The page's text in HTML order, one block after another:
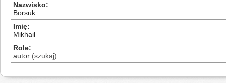
Nazwisko
Borsuk
Imię
Mikhail
Role
autor (szukaj)